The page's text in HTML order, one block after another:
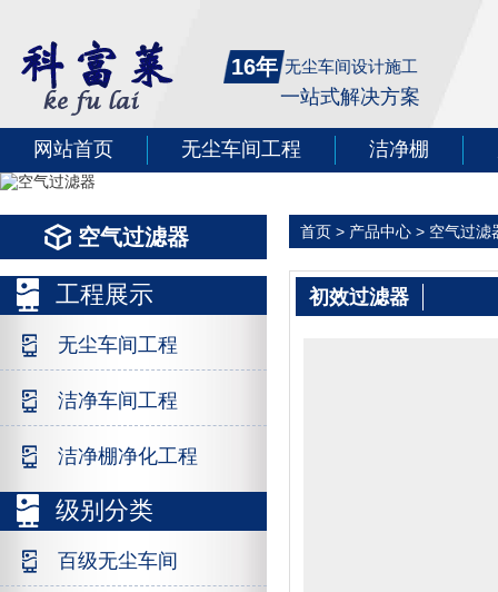
16年 无尘车间设计施工
一站式解决方案
网站首页 无尘车间工程 洁净棚
空气过滤器
工程展示
无尘车间工程
洁净车间工程
洁净棚净化工程
级别分类
百级无尘车间
首页 > 产品中心 > 空气过滤
初效过滤器